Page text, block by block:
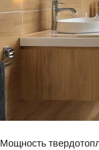
Мощность